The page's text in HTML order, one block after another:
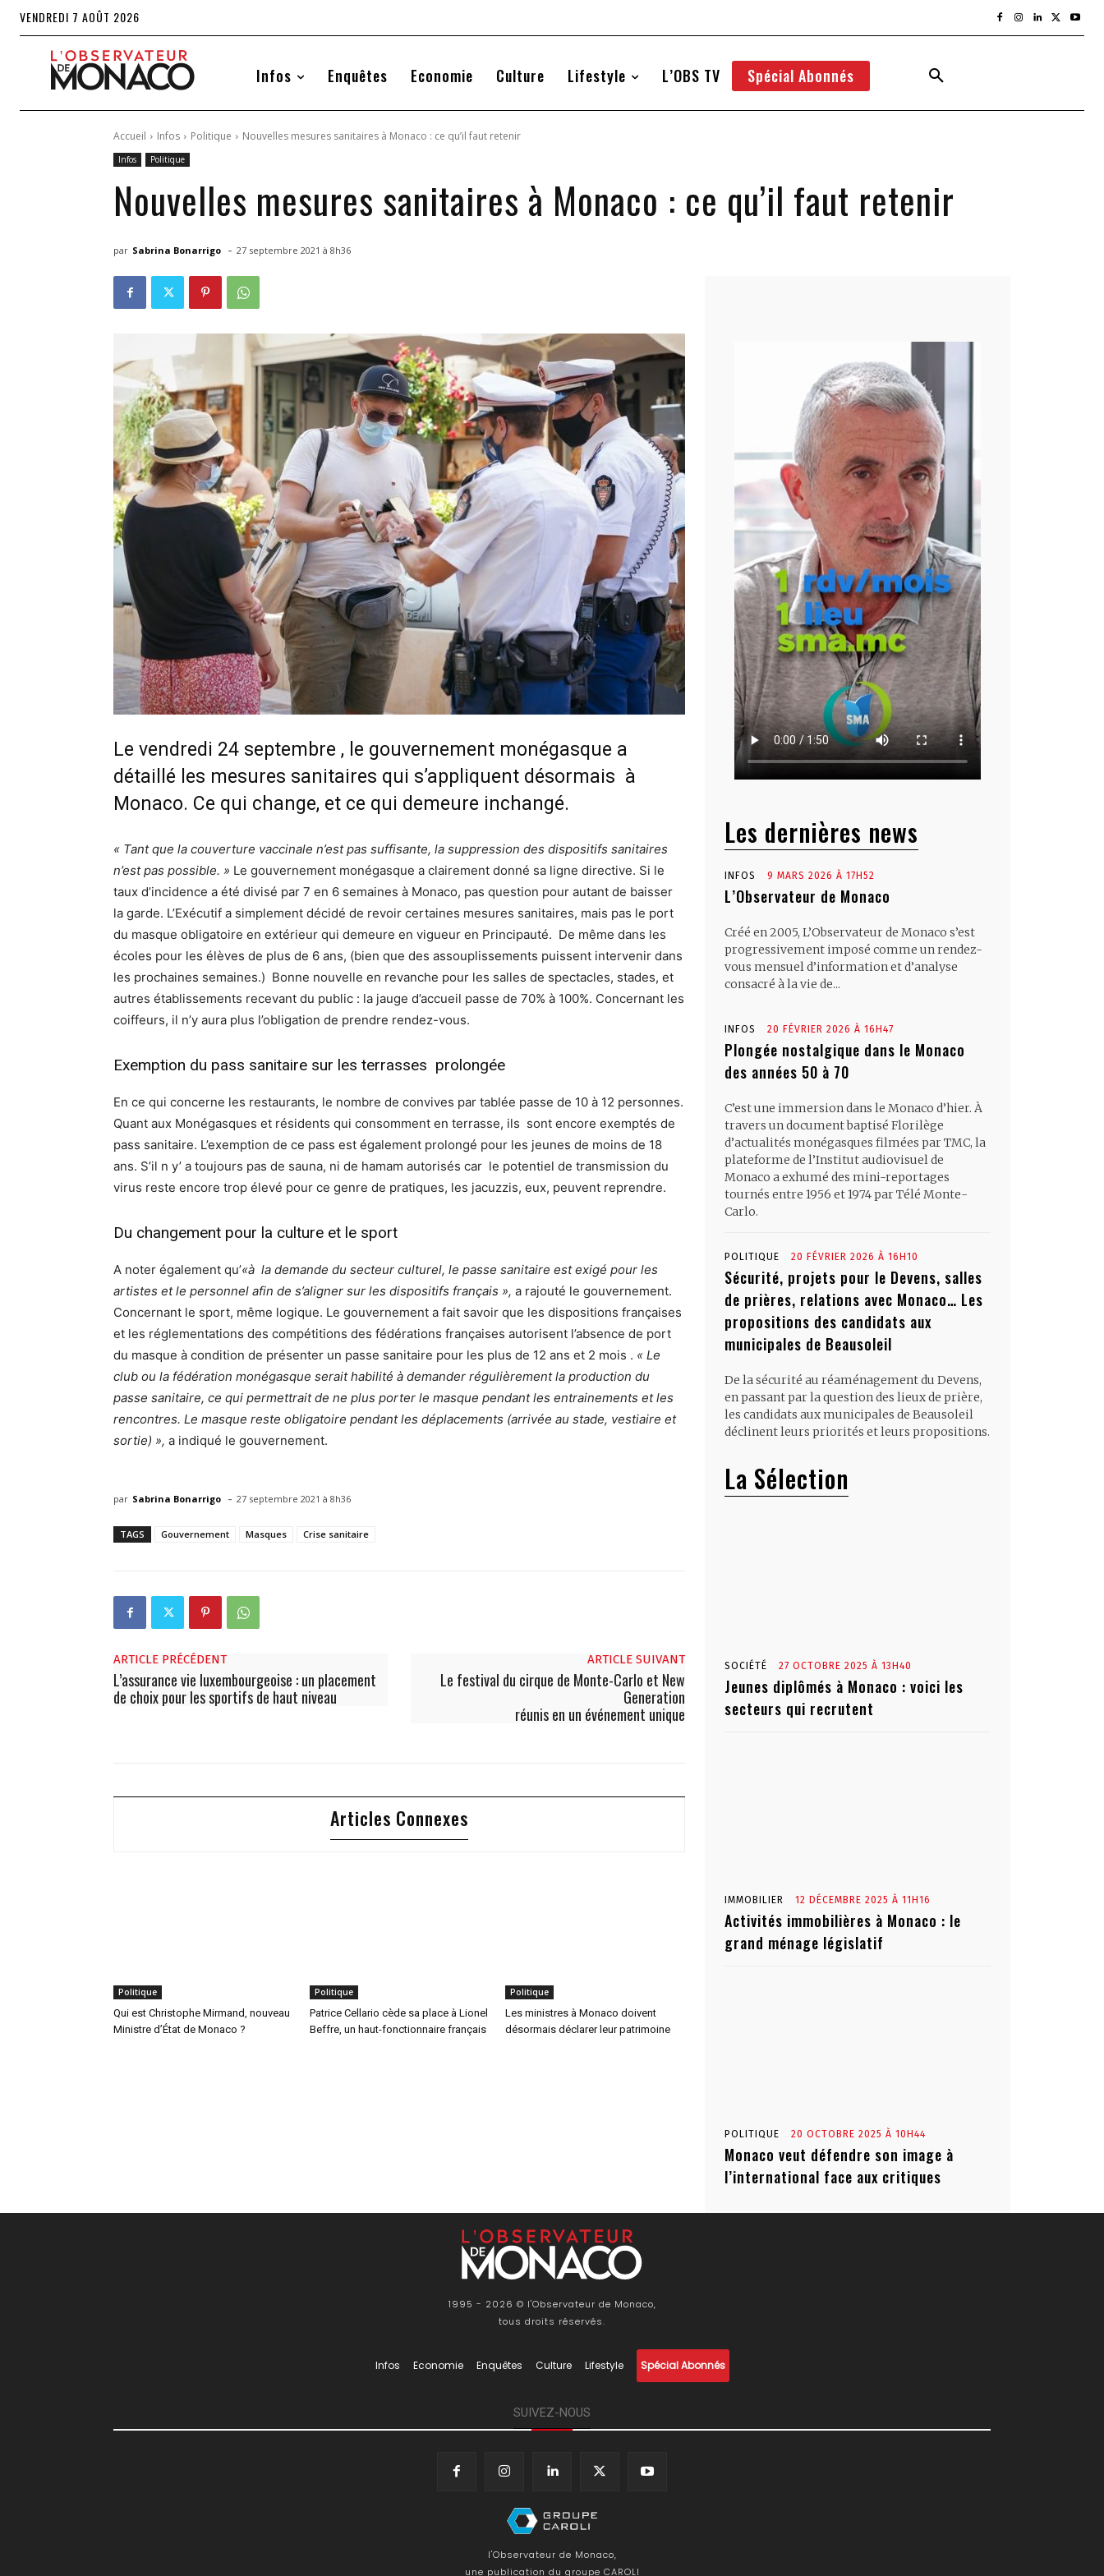
VENDREDI 7 AOÛT 2026
Infos Enquêtes Economie Culture Lifestyle L’OBS TV Spécial Abonnés
Accueil Infos Politique Nouvelles mesures sanitaires à Monaco : ce qu’il faut retenir
Infos Politique
Nouvelles mesures sanitaires à Monaco : ce qu’il faut retenir
par Sabrina Bonarrigo - 27 septembre 2021 à 8h36
Le vendredi 24 septembre , le gouvernement monégasque a
détaillé les mesures sanitaires qui s’appliquent désormais à
Monaco. Ce qui change, et ce qui demeure inchangé.
« Tant que la couverture vaccinale n’est pas suffisante, la suppression des dispositifs sanitaires
n’est pas possible. » Le gouvernement monégasque a clairement donné sa ligne directive. Si le
taux d’incidence a été divisé par 7 en 6 semaines à Monaco, pas question pour autant de baisser
la garde. L’Exécutif a simplement décidé de revoir certaines mesures sanitaires, mais pas le port
du masque obligatoire en extérieur qui demeure en vigueur en Principauté. De même dans les
écoles pour les élèves de plus de 6 ans, (bien que des assouplissements puissent intervenir dans
les prochaines semaines.) Bonne nouvelle en revanche pour les salles de spectacles, stades, et
autres établissements recevant du public : la jauge d’accueil passe de 70% à 100%. Concernant les
coiffeurs, il n’y aura plus l’obligation de prendre rendez-vous.
Exemption du pass sanitaire sur les terrasses prolongée
En ce qui concerne les restaurants, le nombre de convives par tablée passe de 10 à 12 personnes.
Quant aux Monégasques et résidents qui consomment en terrasse, ils sont encore exemptés de
pass sanitaire. L’exemption de ce pass est également prolongé pour les jeunes de moins de 18
ans. S’il n y’ a toujours pas de sauna, ni de hamam autorisés car le potentiel de transmission du
virus reste encore trop élevé pour ce genre de pratiques, les jacuzzis, eux, peuvent reprendre.
Du changement pour la culture et le sport
A noter également qu’«à la demande du secteur culturel, le passe sanitaire est exigé pour les
artistes et le personnel afin de s’aligner sur les dispositifs français », a rajouté le gouvernement.
Concernant le sport, même logique. Le gouvernement a fait savoir que les dispositions françaises
et les réglementations des compétitions des fédérations françaises autorisent l’absence de port
du masque à condition de présenter un passe sanitaire pour les plus de 12 ans et 2 mois . « Le
club ou la fédération monégasque serait habilité à demander régulièrement la production du
passe sanitaire, ce qui permettrait de ne plus porter le masque pendant les entrainements et les
rencontres. Le masque reste obligatoire pendant les déplacements (arrivée au stade, vestiaire et
sortie) », a indiqué le gouvernement.
par Sabrina Bonarrigo - 27 septembre 2021 à 8h36
TAGS Gouvernement Masques Crise sanitaire
ARTICLE PRÉCÉDENT
L’assurance vie luxembourgeoise : un placement
de choix pour les sportifs de haut niveau
ARTICLE SUIVANT
Le festival du cirque de Monte-Carlo et New
Generation
réunis en un événement unique
Articles Connexes
Politique
Qui est Christophe Mirmand, nouveau
Ministre d’État de Monaco ?
Politique
Patrice Cellario cède sa place à Lionel
Beffre, un haut-fonctionnaire français
Politique
Les ministres à Monaco doivent
désormais déclarer leur patrimoine
Les dernières news
INFOS 9 MARS 2026 À 17H52
L’Observateur de Monaco
Créé en 2005, L’Observateur de Monaco s’est
progressivement imposé comme un rendez-
vous mensuel d’information et d’analyse
consacré à la vie de...
INFOS 20 FÉVRIER 2026 À 16H47
Plongée nostalgique dans le Monaco
des années 50 à 70
C’est une immersion dans le Monaco d’hier. À
travers un document baptisé Florilège
d’actualités monégasques filmées par TMC, la
plateforme de l’Institut audiovisuel de
Monaco a exhumé des mini-reportages
tournés entre 1956 et 1974 par Télé Monte-
Carlo.
POLITIQUE 20 FÉVRIER 2026 À 16H10
Sécurité, projets pour le Devens, salles
de prières, relations avec Monaco… Les
propositions des candidats aux
municipales de Beausoleil
De la sécurité au réaménagement du Devens,
en passant par la question des lieux de prière,
les candidats aux municipales de Beausoleil
déclinent leurs priorités et leurs propositions.
La Sélection
SOCIÉTÉ 27 OCTOBRE 2025 À 13H40
Jeunes diplômés à Monaco : voici les
secteurs qui recrutent
IMMOBILIER 12 DÉCEMBRE 2025 À 11H16
Activités immobilières à Monaco : le
grand ménage législatif
POLITIQUE 20 OCTOBRE 2025 À 10H44
Monaco veut défendre son image à
l’international face aux critiques
1995 - 2026 © l'Observateur de Monaco,
tous droits réservés.
Infos Economie Enquêtes Culture Lifestyle Spécial Abonnés
SUIVEZ-NOUS
l'Observateur de Monaco,
une publication du groupe CAROLI